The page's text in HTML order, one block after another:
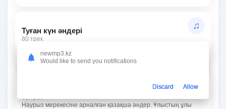
♫
Туған күн әндері
80 трек
мерекелік әндер жинағы.
♫
80 трек
Наурыз мерекесіне арналған қазақша әндер. Ұлыстың ұлы
newmp3.kz
Would like to send you notifications
Discard Allow